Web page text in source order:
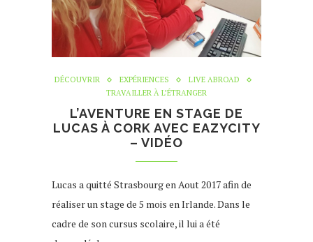
DÉCOUVRIR EXPÉRIENCES
LIVE ABROAD
TRAVAILLER À L’ÉTRANGER
L’AVENTURE EN STAGE DE
LUCAS À CORK AVEC EAZYCITY
– VIDÉO
Lucas a quitté Strasbourg en Aout 2017 afin de
réaliser un stage de 5 mois en Irlande. Dans le
cadre de son cursus scolaire, il lui a été